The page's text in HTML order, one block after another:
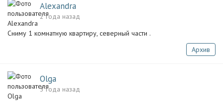
Alexandra
2 года назад
Сниму 1 комнатную квартиру, северный части .
Архив
Olga
3 года назад